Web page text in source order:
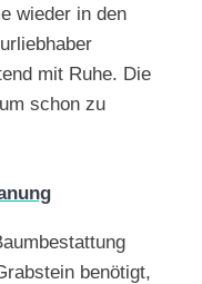
wieder in den
mit Ruhe. Die
schon zu
benötigt,